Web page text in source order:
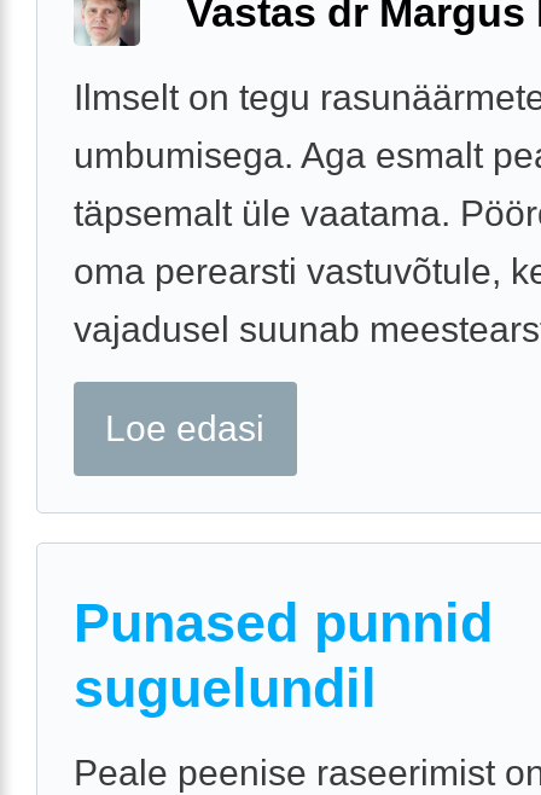
Vastas dr Margus
Ilmselt on tegu
umbumisega. Aga esmalt
täpsemalt üle vaatama.
oma perearsti vastuvõtule,
vajadusel suunab
Loe edasi
Punased punnid
suguelundil
Peale peenise raseerimist